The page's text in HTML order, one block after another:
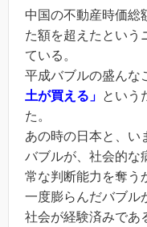
中国の不動産時価総
た額を超えたという
ている。
平成バブルの盛んな
土が買える」 という
た。
あの時の日本と、い
バブルが、社会的な
常な判断能力を奪う
一度膨らんだバブル
社会が経験済みであ